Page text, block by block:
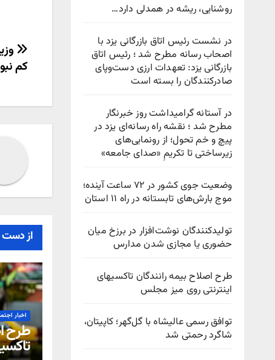
روشنایی، ریشه در همدلی دارد…
در نشست رئیس اتاق بازرگانی یزد با
اصحاب رسانه مطرح شد ؛ رئیس اتاق
بازرگانی یزد: تعهدات ارزی دست‌وپای
صادرکنندگان را بسته است
در آستانه گرامیداشت روز خبرنگار
مطرح شد ؛ نقشه راه رسانه‌ای یزد در
پیچ‌ و خم تحول؛ از رونمایی‌های
زیرساختی تا تکریمِ «صدای جامعه»
وضعیت جوی کشور در ۷۲ ساعت آینده؛
موج بارش‌های تابستانه در راه ۱۱ استان
تولیدکنندگان نوشت‌افزار در برزخ میان
حضوری یا مجازی شدن مدارس
طرح اصلاح بیمه رانندگان تاکسیهای
اینترنتی روی میز مجلس
توافق رسمی عالیشاه با گل‌گهر؛ کاپیتان،
شاگرد رحمتی شد
کم
از دست
اخبار
طرح